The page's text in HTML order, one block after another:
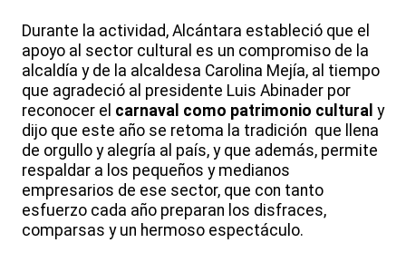
Durante la actividad, Alcántara estableció que el
apoyo al sector cultural es un compromiso de la
alcaldía y de la alcaldesa Carolina Mejía, al tiempo
que agradeció al presidente Luis Abinader por
reconocer el carnaval como patrimonio cultural y
dijo que este año se retoma la tradición que llena
de orgullo y alegría al país, y que además, permite
respaldar a los pequeños y medianos
empresarios de ese sector, que con tanto
esfuerzo cada año preparan los disfraces,
comparsas y un hermoso espectáculo.